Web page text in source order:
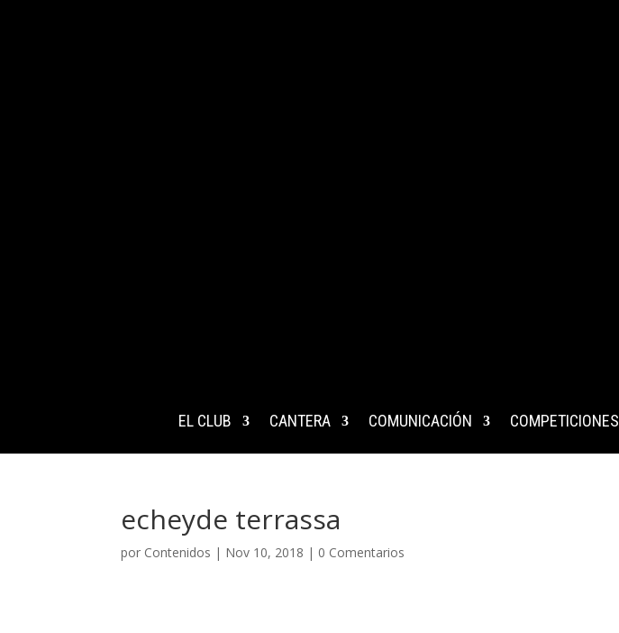
EL CLUB CANTERA COMUNICACIÓN COMPETICIONES
echeyde terrassa
por Contenidos | Nov 10, 2018 | 0 Comentarios